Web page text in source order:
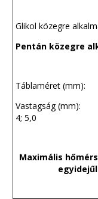
Glikol közegre
Pentán közegre
Táblaméret
Vastagság
4; 5,0
Maximális